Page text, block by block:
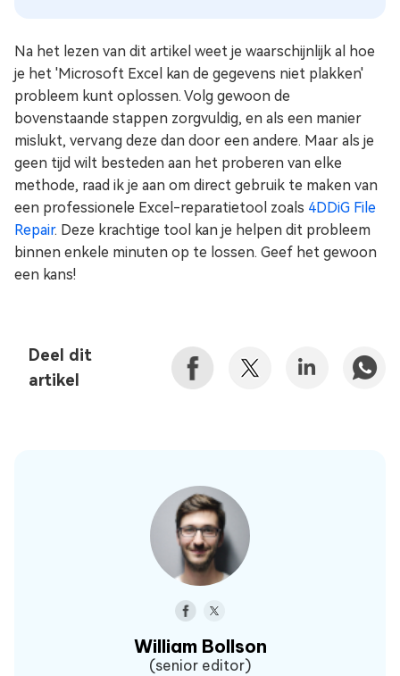
Na het lezen van dit artikel weet je waarschijnlijk al hoe
je het 'Microsoft Excel kan de gegevens niet plakken'
probleem kunt oplossen. Volg gewoon de
bovenstaande stappen zorgvuldig, en als een manier
mislukt, vervang deze dan door een andere. Maar als je
geen tijd wilt besteden aan het proberen van elke
methode, raad ik je aan om direct gebruik te maken van
een professionele Excel-reparatietool zoals 4DDiG File
Repair. Deze krachtige tool kan je helpen dit probleem
binnen enkele minuten op te lossen. Geef het gewoon
een kans!
Deel dit
artikel
William Bollson
(senior editor)